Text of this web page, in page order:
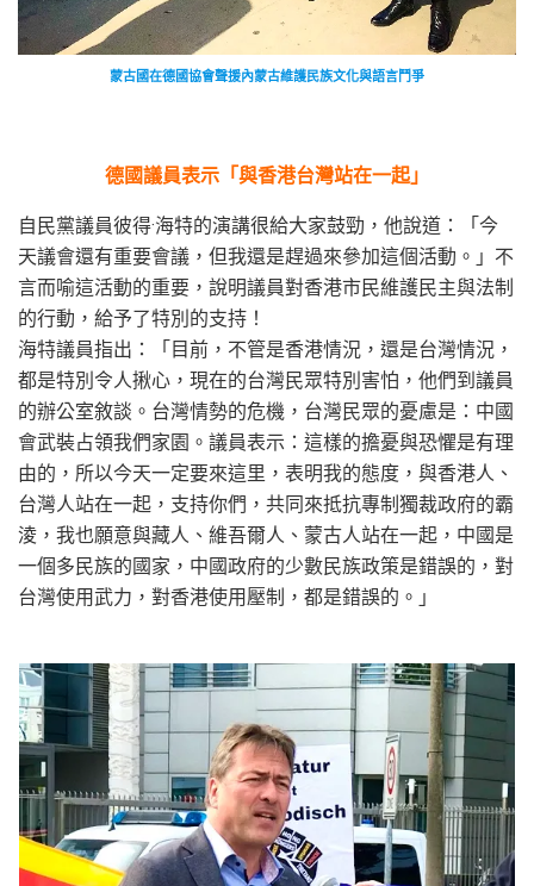
蒙古國在德國協會聲援內蒙古維護民族文化與語言鬥爭
德國議員表示「與香港台灣站在一起」
自民黨議員彼得·海特的演講很給大家鼓勁，他說道：「今
天議會還有重要會議，但我還是趕過來參加這個活動。」不
言而喻這活動的重要，說明議員對香港市民維護民主與法制
的行動，給予了特別的支持！
海特議員指出：「目前，不管是香港情況，還是台灣情況，
都是特別令人揪心，現在的台灣民眾特別害怕，他們到議員
的辦公室敘談。台灣情勢的危機，台灣民眾的憂慮是：中國
會武裝占領我們家園。議員表示：這樣的擔憂與恐懼是有理
由的，所以今天一定要來這里，表明我的態度，與香港人、
台灣人站在一起，支持你們，共同來抵抗專制獨裁政府的霸
淩，我也願意與藏人、維吾爾人、蒙古人站在一起，中國是
一個多民族的國家，中國政府的少數民族政策是錯誤的，對
台灣使用武力，對香港使用壓制，都是錯誤的。」